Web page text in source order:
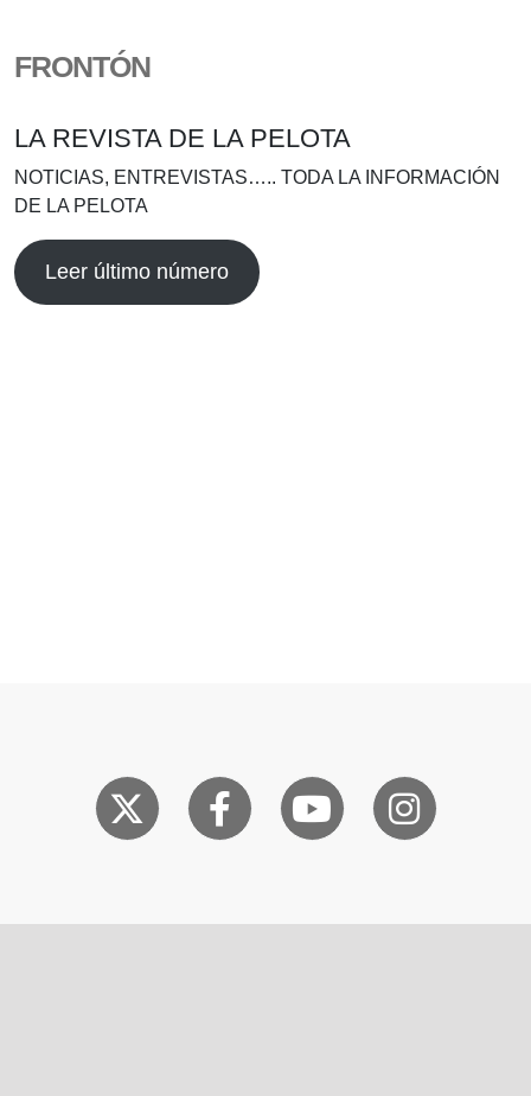
FRONTÓN
LA REVISTA DE LA PELOTA
NOTICIAS, ENTREVISTAS….. TODA LA INFORMACIÓN
DE LA PELOTA
Leer último número